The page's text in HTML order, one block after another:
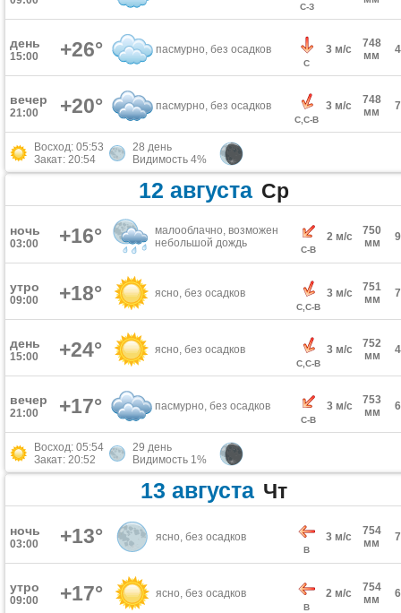
С-З
день
15:00 +26° пасмурно, без осадков
С
3 м/с
748
мм
вечер
21:00 +20° пасмурно, без осадков
С,С-В
3 м/с
748
мм
Восход: 05:53
Закат: 20:54
28 день
Видимость 4%
12 августа Ср
ночь
03:00 +16°
малооблачно, возможен
небольшой дождь
С-В
2 м/с
750
мм
утро
09:00 +18° ясно, без осадков
С,С-В
3 м/с
751
мм
день
15:00 +24° ясно, без осадков
С,С-В
3 м/с
752
мм
вечер
21:00 +17° пасмурно, без осадков
С-В
3 м/с
753
мм
Восход: 05:54
Закат: 20:52
29 день
Видимость 1%
13 августа Чт
ночь
03:00 +13° ясно, без осадков
В
3 м/с
754
мм
утро
09:00 +17° ясно, без осадков
В
2 м/с
754
мм